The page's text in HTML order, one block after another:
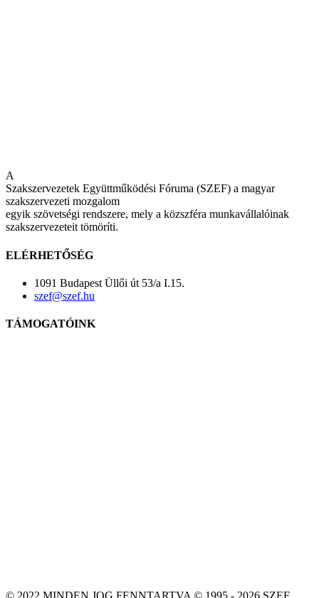
A
Szakszervezetek Együttműködési Fóruma (SZEF) a magyar
szakszervezeti mozgalom
egyik szövetségi rendszere, mely a közszféra munkavállalóinak
szakszervezeteit tömöríti.
ELÉRHETŐSÉG
1091 Budapest Üllői út 53/a I.15.
szef@szef.hu
TÁMOGATÓINK